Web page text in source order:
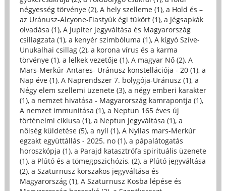
négyesség törvénye (2), A hely szelleme (1), a Hold és –
az Uránusz-Alcyone-Fiastyúk égi tükört (1), a Jégsapkák
olvadása (1), A Jupiter jegyváltása és Magyarország
csillagzata (1), a kenyér szimbóluma (1), A kígyó Szíve-
Unukalhai csillag (2), a korona vírus és a karma
törvénye (1), a lelkek vezetője (1), A magyar Nő (2), A
Mars-Merkúr-Antares- Uránusz konstellációja - 20 (1), a
Nap éve (1), A Naprendszer 7. bolygója-Uránusz (1), a
Négy elem szellemi üzenete (3), a négy emberi karakter
(1), a nemzet hivatása - Magyarország kamrapontja (1),
A nemzet immunitása (1), a Neptun 165 éves új
történelmi ciklusa (1), a Neptun jegyváltása (1), a
nőiség küldetése (5), a nyíl (1), A Nyilas mars-Merkúr
egzakt együttállás - 2025. no (1), a pápalátogatás
horoszkópja (1), a Parajd katasztrófa spirituális üzenete
(1), a Plútó és a tömegpszichózis, (2), a Plútó jegyváltása
(2), a Szaturnusz korszakos jegyváltása és
Magyarország (1), A Szaturnusz Kosba lépése és